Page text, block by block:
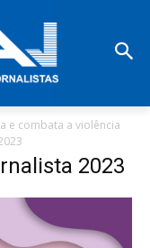
e combata a violência
2023